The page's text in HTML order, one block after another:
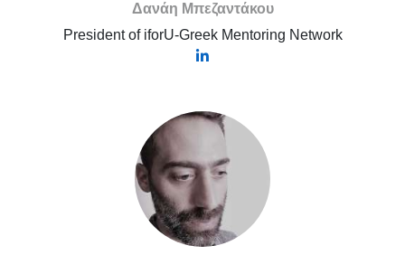
Δανάη Μπεζαντάκου
President of iforU-Greek Mentoring Network